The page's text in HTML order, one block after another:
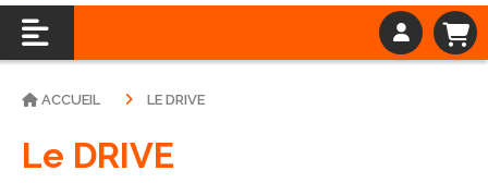
ACCUEIL LE DRIVE
Le DRIVE